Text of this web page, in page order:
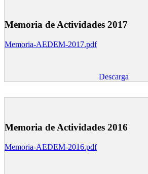
Memoria de Actividades 2017
Memoria-AEDEM-2017.pdf
Descarga
Memoria de Actividades 2016
Memoria-AEDEM-2016.pdf